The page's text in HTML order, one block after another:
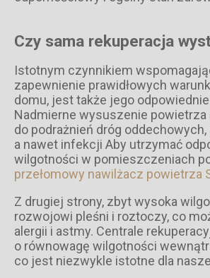
Czy sama rekuperacja
Istotnym czynnikiem
zapewnienie prawidłowych
domu, jest także jego
Nadmierne wysuszenie
do podrażnień dróg
a nawet infekcji Aby utrzymać
wilgotności w pomieszczeniach
przełomowy nawilżacz powietrza
Z drugiej strony, zbyt wysoka
rozwojowi pleśni i roztoczy, co
alergii i astmy. Centrale
o równowagę wilgotności
co jest niezwykle istotne dla